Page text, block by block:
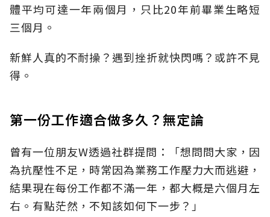
體平均可達一年兩個月，只比20年前畢業生略短
三個月。
新鮮人真的不耐操？遇到挫折就快閃嗎？或許不見
得。
第一份工作適合做多久？無定論
曾有一位朋友W透過社群提問：「想問問大家，因
為抗壓性不足，時常因為業務工作壓力大而逃避，
結果現在每份工作都不滿一年，都大概是六個月左
右。有點茫然，不知該如何下一步？」